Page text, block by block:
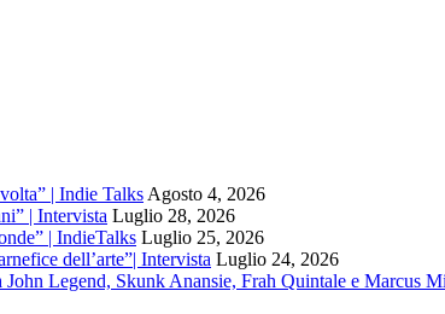
| Indie Talks Agosto 4, 2026
| Intervista Luglio 28, 2026
| IndieTalks Luglio 25, 2026
dell’arte”| Intervista Luglio 24, 2026
Legend, Skunk Anansie, Frah Quintale e Marcus